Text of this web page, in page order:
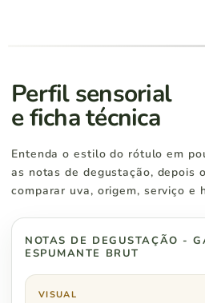
Santa Catarina
Paraná
Região Sudeste
Perfil sensorial
e ficha técnica
Entenda o estilo do rótulo em
as notas de degustação, depois
comparar uva, origem, serviço e
NOTAS DE DEGUSTAÇÃO -
ESPUMANTE BRUT
VISUAL